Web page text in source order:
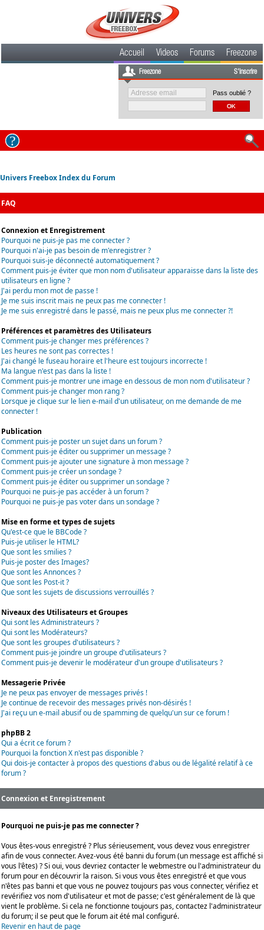
Accueil Videos Forums Freezone
Freezone S'inscrire
Pass oublié ?
Univers Freebox Index du Forum
FAQ
Connexion et Enregistrement
Pourquoi ne puis-je pas me connecter ?
Pourquoi n'ai-je pas besoin de m'enregistrer ?
Pourquoi suis-je déconnecté automatiquement ?
Comment puis-je éviter que mon nom d'utilisateur apparaisse dans la liste des
utilisateurs en ligne ?
J'ai perdu mon mot de passe !
Je me suis inscrit mais ne peux pas me connecter !
Je me suis enregistré dans le passé, mais ne peux plus me connecter ?!
Préférences et paramètres des Utilisateurs
Comment puis-je changer mes préférences ?
Les heures ne sont pas correctes !
J'ai changé le fuseau horaire et l'heure est toujours incorrecte !
Ma langue n'est pas dans la liste !
Comment puis-je montrer une image en dessous de mon nom d'utilisateur ?
Comment puis-je changer mon rang ?
Lorsque je clique sur le lien e-mail d'un utilisateur, on me demande de me
connecter !
Publication
Comment puis-je poster un sujet dans un forum ?
Comment puis-je éditer ou supprimer un message ?
Comment puis-je ajouter une signature à mon message ?
Comment puis-je créer un sondage ?
Comment puis-je éditer ou supprimer un sondage ?
Pourquoi ne puis-je pas accéder à un forum ?
Pourquoi ne puis-je pas voter dans un sondage ?
Mise en forme et types de sujets
Qu'est-ce que le BBCode ?
Puis-je utiliser le HTML?
Que sont les smilies ?
Puis-je poster des Images?
Que sont les Annonces ?
Que sont les Post-it ?
Que sont les sujets de discussions verrouillés ?
Niveaux des Utilisateurs et Groupes
Qui sont les Administrateurs ?
Qui sont les Modérateurs?
Que sont les groupes d'utilisateurs ?
Comment puis-je joindre un groupe d'utilisateurs ?
Comment puis-je devenir le modérateur d'un groupe d'utilisateurs ?
Messagerie Privée
Je ne peux pas envoyer de messages privés !
Je continue de recevoir des messages privés non-désirés !
J'ai reçu un e-mail abusif ou de spamming de quelqu'un sur ce forum !
phpBB 2
Qui a écrit ce forum ?
Pourquoi la fonction X n'est pas disponible ?
Qui dois-je contacter à propos des questions d'abus ou de légalité relatif à ce
forum ?
Connexion et Enregistrement
Pourquoi ne puis-je pas me connecter ?
Vous êtes-vous enregistré ? Plus sérieusement, vous devez vous enregistrer
afin de vous connecter. Avez-vous été banni du forum (un message est affiché si
vous l'êtes) ? Si oui, vous devriez contacter le webmestre ou l'administrateur du
forum pour en découvrir la raison. Si vous vous êtes enregistré et que vous
n'êtes pas banni et que vous ne pouvez toujours pas vous connecter, vérifiez et
revérifiez vos nom d'utilisateur et mot de passe; c'est généralement de là que
vient le problème. Si cela ne fonctionne toujours pas, contactez l'administrateur
du forum; il se peut que le forum ait été mal configuré.
Revenir en haut de page